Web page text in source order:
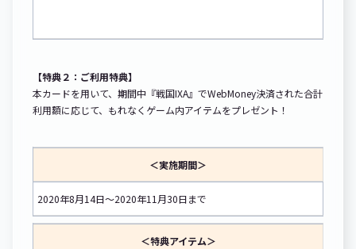
【特典２：ご利用特典】
本カードを用いて、期間中『戦国IXA』でWebMoney決済された合計
利用額に応じて、もれなくゲーム内アイテムをプレゼント！
＜実施期間＞
2020年8月14日～2020年11月30日まで
＜特典アイテム＞